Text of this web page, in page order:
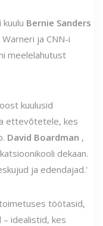
Bernie Sanders
ja CNN-i
meelelahutust
kuulusid
ettevõtetele, kes
David Boardman ,
dekaan.
ja edendajad.'
töötasid,
idealistid, kes